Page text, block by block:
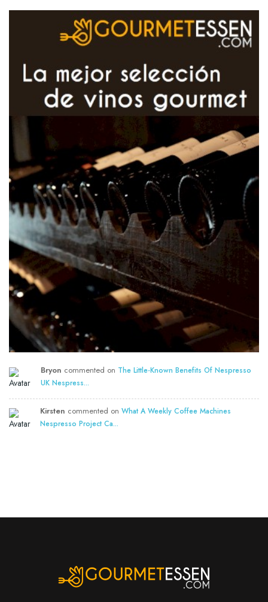
Bryon commented on The Little-Known Benefits Of Nespresso
UK Nespress...
Kirsten commented on What A Weekly Coffee Machines
Nespresso Project Ca...